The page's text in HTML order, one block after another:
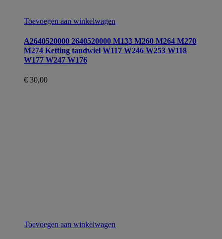
Toevoegen aan winkelwagen
A2640520000 2640520000 M133 M260 M264 M270
M274 Ketting tandwiel W117 W246 W253 W118
W177 W247 W176
€ 30,00
Toevoegen aan winkelwagen